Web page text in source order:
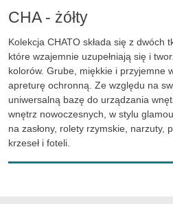
CHA - żółty
Kolekcja CHATO składa się z dwóch
które wzajemnie uzupełniają się i
kolorów. Grube, miękkie i przyjemne
apreturę ochronną. Ze względu na
uniwersalną bazę do urządzania
wnętrz nowoczesnych, w stylu
na zasłony, rolety rzymskie, narzuty,
krzeseł i foteli.